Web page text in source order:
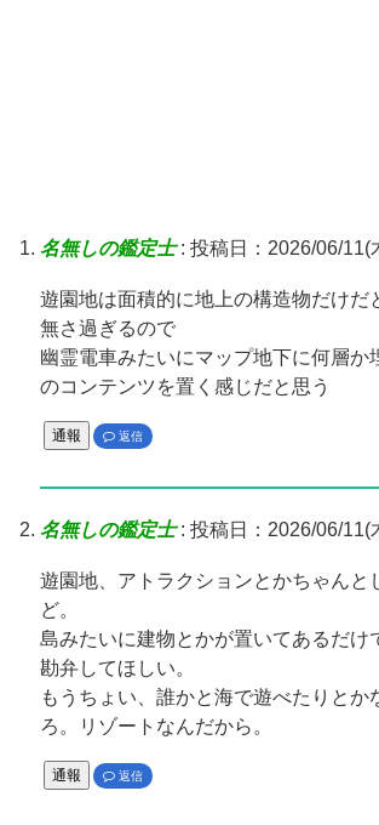
名無しの鑑定士: 投稿日：2026/06/11(
遊園地は面積的に地上の構造物だけだ
無さ過ぎるので
幽霊電車みたいにマップ地下に何層か
のコンテンツを置く感じだと思う
通報 返信
名無しの鑑定士: 投稿日：2026/06/11(
遊園地、アトラクションとかちゃんと
ど。
島みたいに建物とかが置いてあるだけ
勘弁してほしい。
もうちょい、誰かと海で遊べたりとか
ろ。リゾートなんだから。
通報 返信